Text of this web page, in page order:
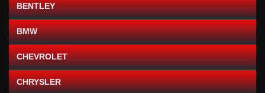
BENTLEY
BMW
CHEVROLET
CHRYSLER